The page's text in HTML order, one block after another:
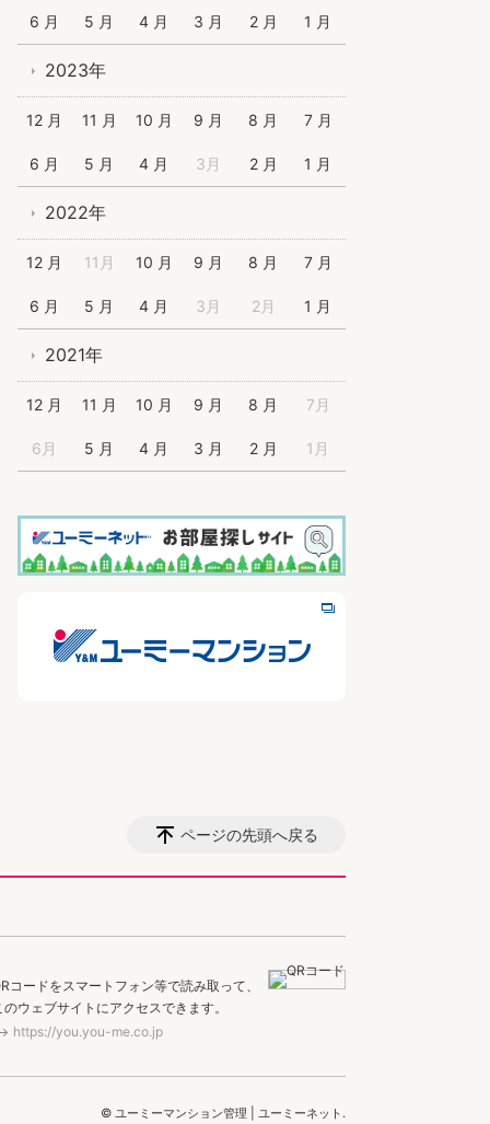
6 月 5 月 4 月 3 月 2 月 1 月
2023年
12 月 11 月 10 月 9 月 8 月 7 月
6 月 5 月 4 月 3月 2 月 1 月
2022年
12 月 11月 10 月 9 月 8 月 7 月
6 月 5 月 4 月 3月 2月 1 月
2021年
12 月 11 月 10 月 9 月 8 月 7月
6月 5 月 4 月 3 月 2 月 1月
ページの先頭へ戻る
コードをスマートフォン等で読み取って、
のウェブサイトにアクセスできます。
https://you.you-me.co.jp
© ユーミーマンション管理 | ユーミーネット.